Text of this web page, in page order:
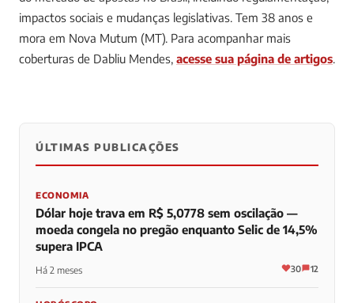
impactos sociais e mudanças legislativas. Tem 38 anos e
mora em Nova Mutum (MT). Para acompanhar mais
coberturas de Dabliu Mendes, acesse sua página de artigos.
0 0 0
ÚLTIMAS PUBLICAÇÕES
ECONOMIA
Dólar hoje trava em R$ 5,0778 sem oscilação —
moeda congela no pregão enquanto Selic de 14,5%
supera IPCA
Há 2 meses 30 12